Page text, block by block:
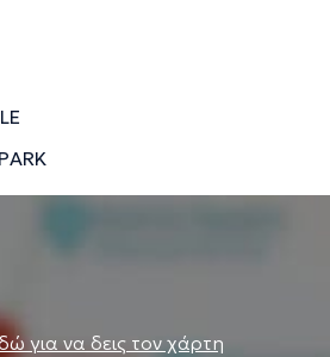
για να δεις τον χάρτη